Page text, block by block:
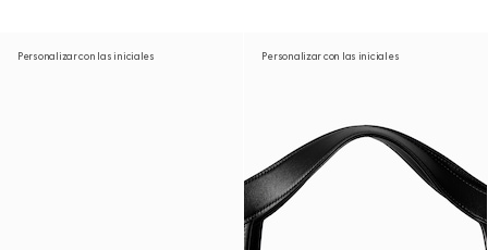
Personalizar con las iniciales Personalizar con las iniciales